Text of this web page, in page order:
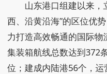
山东港口组建以来，
西、沿黄沿海”的区位优
力打造高效畅通的国际物
集装箱航线总数达到372
位；建成内陆港56个，